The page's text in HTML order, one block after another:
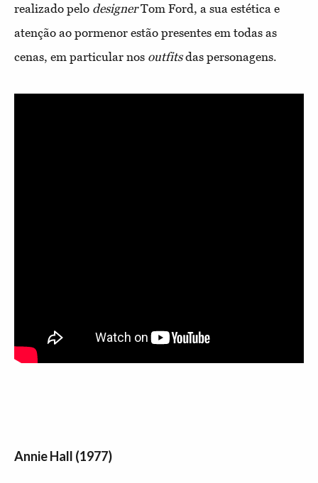
realizado pelo designerTom Ford, a sua estética e
atenção ao pormenor estão presentes em todas as
cenas, em particular nos outfitsdas personagens.
Annie Hall (1977)